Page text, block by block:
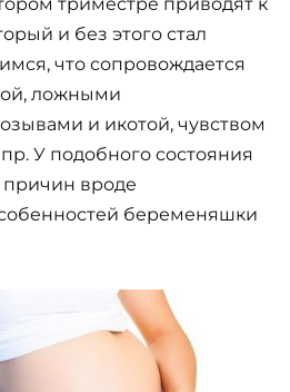
и без этого стал
что сопровождается
ложными
и икотой, чувством
У подобного состояния
вроде
беременяшки